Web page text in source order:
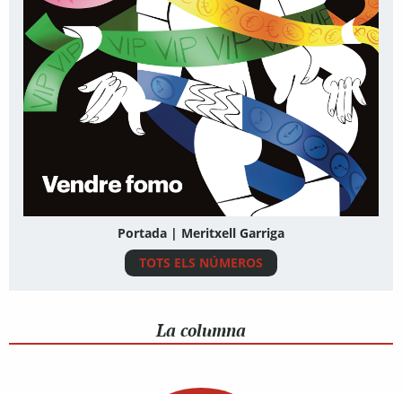
Portada | Meritxell Garriga
TOTS ELS NÚMEROS
La columna